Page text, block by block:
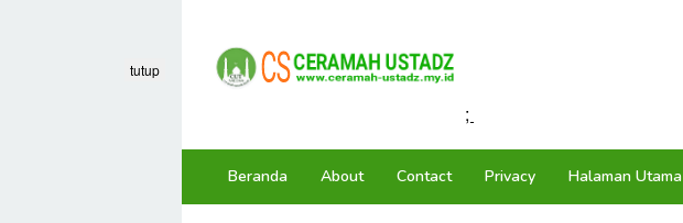
konten
;
Beranda About Contact Privacy Halaman Utama
tutup